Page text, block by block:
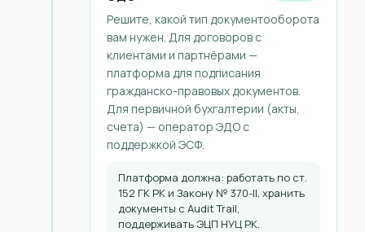
Решите, какой тип документооборота
вам нужен. Для договоров с
клиентами и партнёрами —
платформа для подписания
гражданско-правовых документов.
Для первичной бухгалтерии (акты,
счета) — оператор ЭДО с
поддержкой ЭСФ.
Платформа должна: работать по ст.
152 ГК РК и Закону № 370-II, хранить
документы с Audit Trail,
поддерживать ЭЦП НУЦ РК.